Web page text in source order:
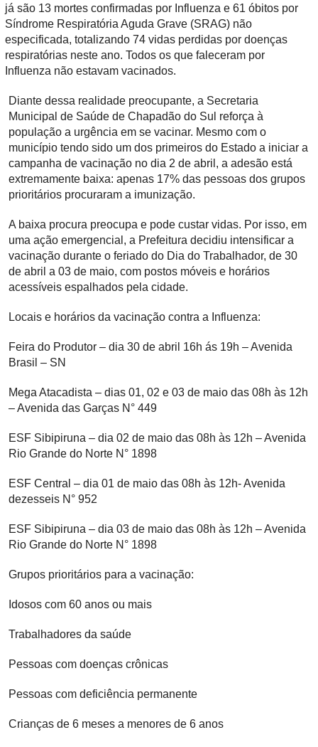
já são 13 mortes confirmadas por Influenza e 61 óbitos por
Síndrome Respiratória Aguda Grave (SRAG) não
especificada, totalizando 74 vidas perdidas por doenças
respiratórias neste ano. Todos os que faleceram por
Influenza não estavam vacinados.
Diante dessa realidade preocupante, a Secretaria
Municipal de Saúde de Chapadão do Sul reforça à
população a urgência em se vacinar. Mesmo com o
município tendo sido um dos primeiros do Estado a iniciar a
campanha de vacinação no dia 2 de abril, a adesão está
extremamente baixa: apenas 17% das pessoas dos grupos
prioritários procuraram a imunização.
A baixa procura preocupa e pode custar vidas. Por isso, em
uma ação emergencial, a Prefeitura decidiu intensificar a
vacinação durante o feriado do Dia do Trabalhador, de 30
de abril a 03 de maio, com postos móveis e horários
acessíveis espalhados pela cidade.
Locais e horários da vacinação contra a Influenza:
Feira do Produtor – dia 30 de abril 16h ás 19h – Avenida
Brasil – SN
Mega Atacadista – dias 01, 02 e 03 de maio das 08h às 12h
– Avenida das Garças N° 449
ESF Sibipiruna – dia 02 de maio das 08h às 12h – Avenida
Rio Grande do Norte N° 1898
ESF Central – dia 01 de maio das 08h às 12h- Avenida
dezesseis N° 952
ESF Sibipiruna – dia 03 de maio das 08h às 12h – Avenida
Rio Grande do Norte N° 1898
Grupos prioritários para a vacinação:
Idosos com 60 anos ou mais
Trabalhadores da saúde
Pessoas com doenças crônicas
Pessoas com deficiência permanente
Crianças de 6 meses a menores de 6 anos